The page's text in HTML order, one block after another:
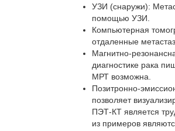
УЗИ (снаружи):
помощью УЗИ.
Компьютерная
отдаленные
Магнитно-
диагностике рака
МРТ возможна.
Позитронно-
позволяет
ПЭТ-КТ является
из примеров